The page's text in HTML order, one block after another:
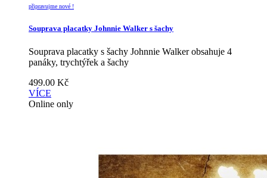
připravujme nové !
Souprava placatky Johnnie Walker s šachy
Souprava placatky s šachy Johnnie Walker obsahuje 4
panáky, trychtýřek a šachy
499.00 Kč
VÍCE
Online only